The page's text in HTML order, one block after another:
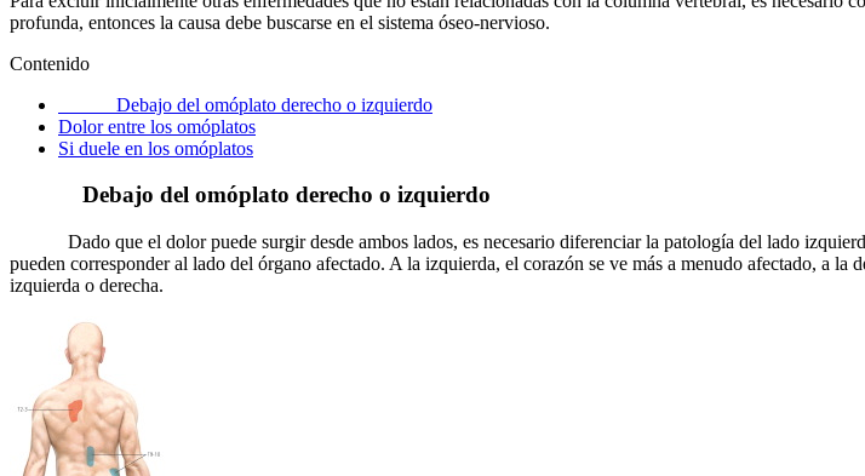
profunda, entonces la causa debe buscarse en el sistema óseo-nervioso.
Сontenido
Debajo del omóplato derecho o izquierdo
Dolor entre los omóplatos
Si duele en los omóplatos
Debajo del omóplato derecho o izquierdo
Dado que el dolor puede surgir desde ambos lados, es necesario diferenciar la patología del lado
pueden corresponder al lado del órgano afectado. A la izquierda, el corazón se ve más a menudo afectado, a
izquierda o derecha.